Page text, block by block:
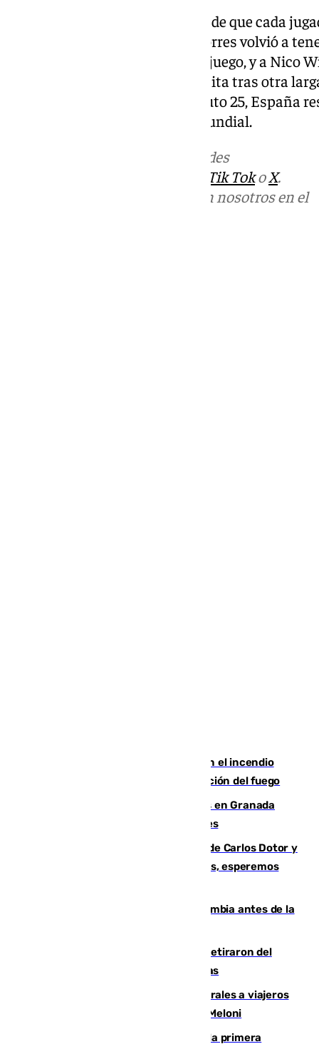
El ritmo bajó por lógica, a pesar de que cada
para ganarse un sitio. Ferran Torres volvió a
le escapó el quinto por fuera de juego, y a Nico
acumuló los minutos que necesita tras otra
Verdes’ en la jaula desde el minuto 25, España
tarjeta de presentación en el Mundial.
en las redes
Tik TokoX.
Puedes ponerte en contacto con nosotros en el
Activado el nivel 2 de emergencia en el incendio
forestal de Niebla por la compleja evolución del fuego
Controlado un incendio de rastrojos en Granada
junto a la autovía y al Callejón de Nogales
Juanfran Funes, sobre las lesiones de Carlos Dotor y
Fernando Calero: “Estamos preocupados, esperemos
Felipe VI refuerza los lazos con Colombia antes de la
Fernando Calero y Carlos Dotor se retiraron del
encuentro contra el Ceuta con molestias
España restablece controles temporales a viajeros
procedentes de Italia como repuesta a Meloni
El Málaga cae ante el Ceuta y suma la primera